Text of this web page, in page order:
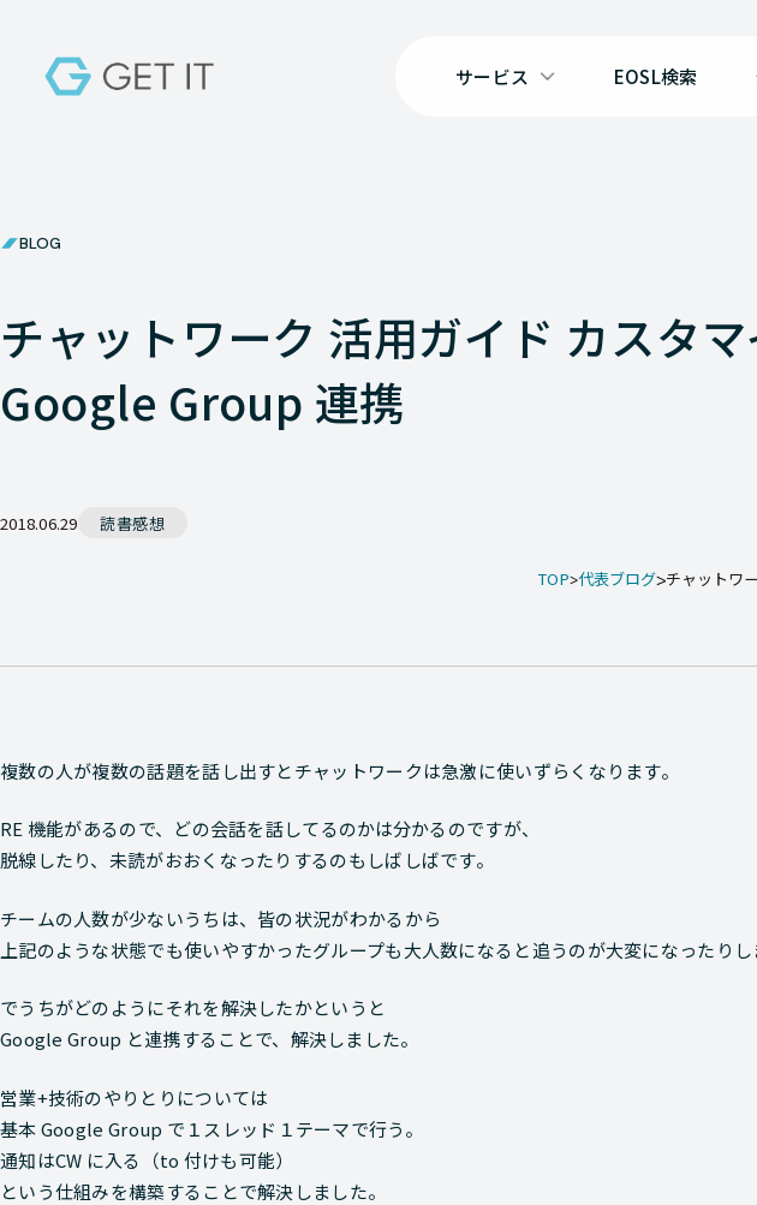
サービス EOSL検索
BLOG
チャットワーク 活用ガイド カスタ
Google Group 連携
2018.06.29 読書感想
TOP 代表ブログ チャットワ
複数の人が複数の話題を話し出すとチャットワークは急激に使いずらくなります。
RE 機能があるので、どの会話を話してるのかは分かるのですが、
脱線したり、未読がおおくなったりするのもしばしばです。
チームの人数が少ないうちは、皆の状況がわかるから
上記のような状態でも使いやすかったグループも大人数になると追うのが大変になったりし
でうちがどのようにそれを解決したかというと
Google Group と連携することで、解決しました。
営業+技術のやりとりについては
基本 Google Group で１スレッド１テーマで行う。
通知はCW に入る（to 付けも可能）
という仕組みを構築することで解決しました。